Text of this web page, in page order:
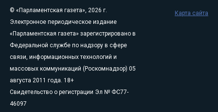
© «Парламентская газета», 2026 г.
Электронное периодическое издание
«Парламентская газета» зарегистрировано в
Федеральной службе по надзору в сфере
связи, информационных технологий и
массовых коммуникаций (Роскомнадзор) 05
августа 2011 года. 18+
Свидетельство о регистрации Эл № ФС77-
46097
Карта сайта